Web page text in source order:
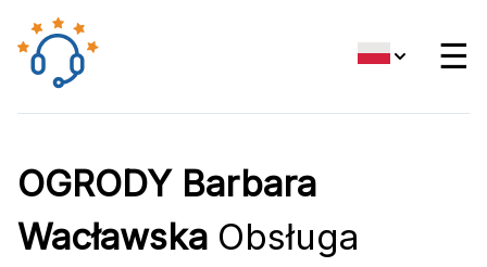
☰
OGRODY Barbara
Wacławska Obsługa